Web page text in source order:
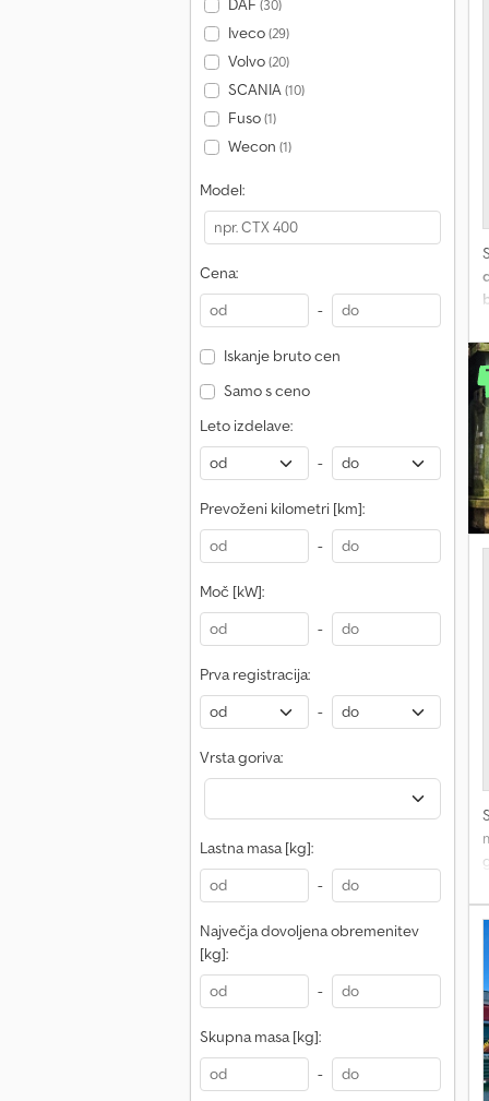
DAF (30)
Iveco(29)
Volvo(20)
SCANIA(10)
Fuso(1)
Wecon (1)
Model:
Cena:
-
Iskanje bruto cen
Samo s ceno
Leto izdelave:
-
Prevoženi kilometri [km]:
-
Moč [kW]:
-
Prva registracija:
-
Vrsta goriva:
Lastna masa [kg]:
-
Največja dovoljena obremenitev
[kg]:
-
Skupna masa [kg]:
-